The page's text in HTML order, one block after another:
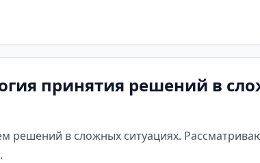
принятия решений в
решений в сложных ситуациях.